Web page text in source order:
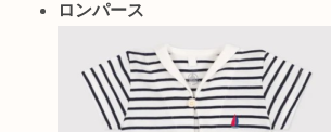
ロンパース